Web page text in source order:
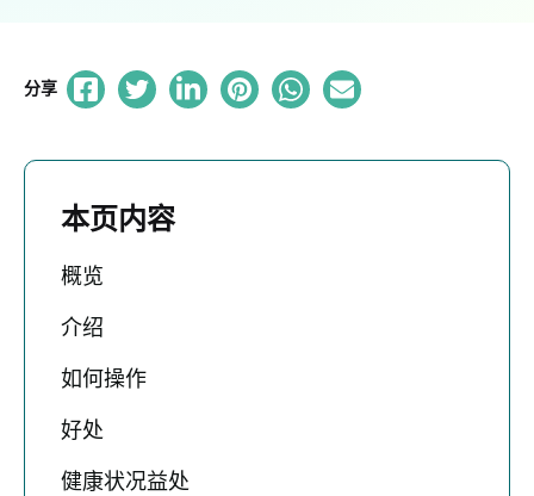
分享
本页内容
概览
介绍
如何操作
好处
健康状况益处